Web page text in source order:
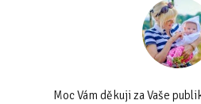
Moc Vám děkuji za Vaše